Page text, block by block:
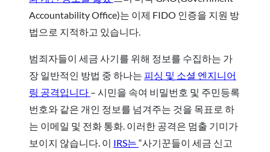
Accountability Office)는 이제 FIDO 인증을 지원 방
법으로 지적하고 있습니다.
범죄자들이 세금 사기를 위해 정보를 수집하는 가
장 일반적인 방법 중 하나는 피싱 및 소셜 엔지니어
링 공격입니다 – 시민을 속여 비밀번호 및 주민등록
번호와 같은 개인 정보를 넘겨주는 것을 목표로 하
는 이메일 및 전화 통화. 이러한 공격은 멈출 기미가
보이지 않습니다. 이 IRS는 “사기꾼들이 세금 신고